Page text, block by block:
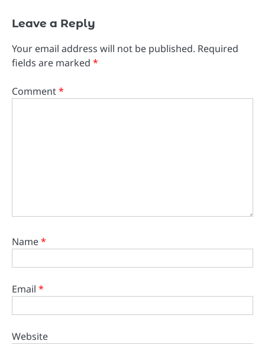
Leave a Reply
Your email address will not be published. Required
fields are marked *
Comment*
Name*
Email *
Website